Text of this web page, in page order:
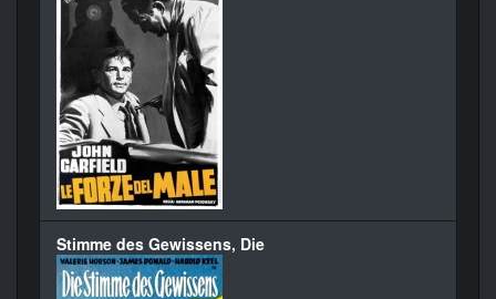
Stimme des Gewissens, Die